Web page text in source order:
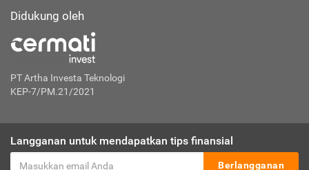
Didukung oleh
PT Artha Investa Teknologi
KEP-7/PM.21/2021
Langganan untuk mendapatkan tips finansial
Berlangganan